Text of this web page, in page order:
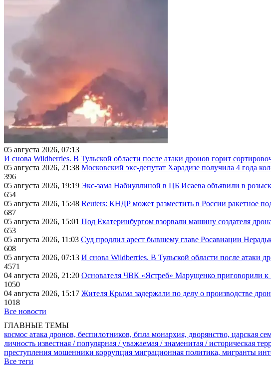
05 августа 2026, 07:13
И снова Wildberries. В Тульской области после атаки дронов горит
05 августа 2026, 21:38 Московский экс-депутат Харадизе получила 4 года
396
05 августа 2026, 19:19 Экс-зама Набиуллиной в ЦБ Исаева объявили в
654
05 августа 2026, 15:48 Reuters: КНДР может разместить в России ракетное
687
05 августа 2026, 15:01 Под Екатеринбургом взорвали машину создателя
653
05 августа 2026, 11:03 Суд продлил арест бывшему главе Росавиации
608
05 августа 2026, 07:13 И снова Wildberries. В Тульской области после атаки
4571
04 августа 2026, 21:20 Основателя ЧВК «Ястреб» Марущенко приговорили
1050
04 августа 2026, 15:17 Жителя Крыма задержали по делу о производстве
1018
Все новости
ГЛАВНЫЕ ТЕМЫ
космос атака дронов, беспилотников, бпла монархия, дворянство, царская
личность известная / популярная / уважаемая / знаменитая / историческая
преступления мошенники коррупция миграционная политика, мигранты
Все теги